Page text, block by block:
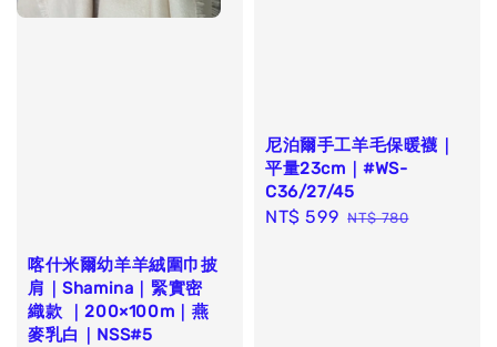
喀什米爾幼羊羊絨圍巾披
肩｜Shamina｜緊實密
織款 ｜200×100m｜燕
麥乳白｜NSS#5
尼泊爾手工羊毛保暖襪｜
平量23cm｜#WS-
C36/27/45
Sale
NT$ 599 Regular
NT$ 780